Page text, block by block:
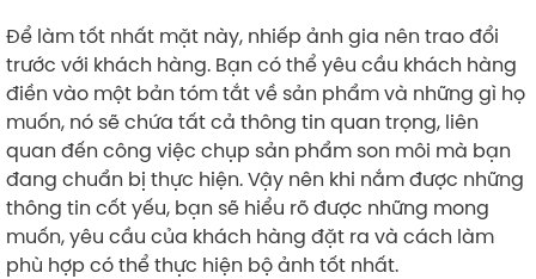
Để làm tốt nhất mặt này, nhiếp ảnh gia nên trao đổi
trước với khách hàng. Bạn có thể yêu cầu khách hàng
điền vào một bản tóm tắt về sản phẩm và những gì họ
muốn, nó sẽ chứa tất cả thông tin quan trọng, liên
quan đến công việc chụp sản phẩm son môi mà bạn
đang chuẩn bị thực hiện. Vậy nên khi nắm được những
thông tin cốt yếu, bạn sẽ hiểu rõ được những mong
muốn, yêu cầu của khách hàng đặt ra và cách làm
phù hợp có thể thực hiện bộ ảnh tốt nhất.